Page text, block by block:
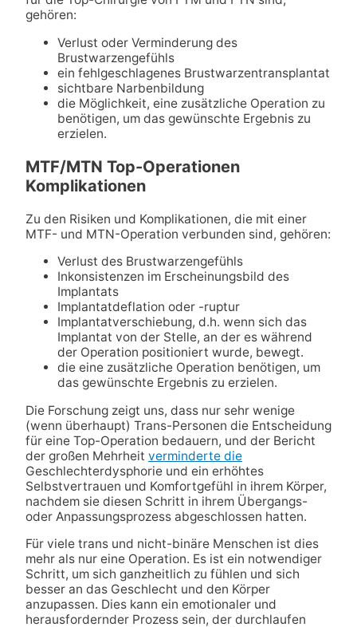
gehören:
Verlust oder Verminderung des
Brustwarzengefühls
ein fehlgeschlagenes Brustwarzentransplantat
sichtbare Narbenbildung
die Möglichkeit, eine zusätzliche Operation zu
benötigen, um das gewünschte Ergebnis zu
erzielen.
MTF/MTN Top-Operationen
Komplikationen
Zu den Risiken und Komplikationen, die mit einer
MTF- und MTN-Operation verbunden sind, gehören:
Verlust des Brustwarzengefühls
Inkonsistenzen im Erscheinungsbild des
Implantats
Implantatdeflation oder -ruptur
Implantatverschiebung, d.h. wenn sich das
Implantat von der Stelle, an der es während
der Operation positioniert wurde, bewegt.
die eine zusätzliche Operation benötigen, um
das gewünschte Ergebnis zu erzielen.
Die Forschung zeigt uns, dass nur sehr wenige
(wenn überhaupt) Trans-Personen die Entscheidung
für eine Top-Operation bedauern, und der Bericht
der großen Mehrheit verminderte die
Geschlechterdysphorie und ein erhöhtes
Selbstvertrauen und Komfortgefühl in ihrem Körper,
nachdem sie diesen Schritt in ihrem Übergangs-
oder Anpassungsprozess abgeschlossen hatten.
Für viele trans und nicht-binäre Menschen ist dies
mehr als nur eine Operation. Es ist ein notwendiger
Schritt, um sich ganzheitlich zu fühlen und sich
besser an das Geschlecht und den Körper
anzupassen. Dies kann ein emotionaler und
herausfordernder Prozess sein, der durchlaufen